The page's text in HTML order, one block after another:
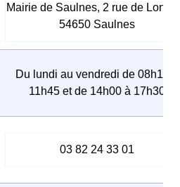
Mairie de Saulnes, 2 rue de
54650 Saulnes
Du lundi au vendredi de 08h15 à
11h45 et de 14h00 à 17h30
03 82 24 33 01